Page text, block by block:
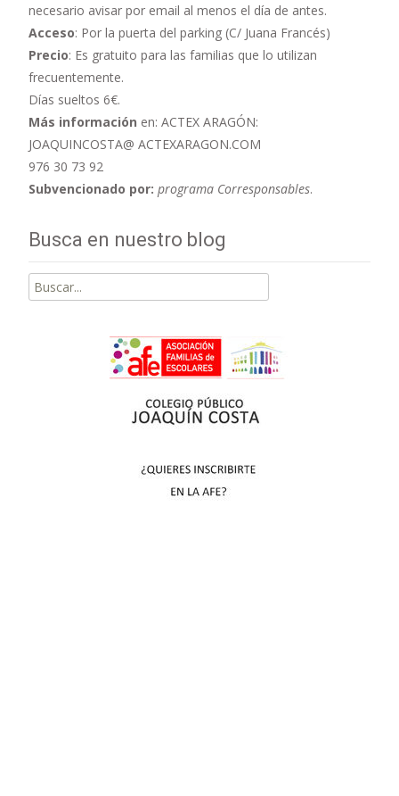
necesario avisar por email al menos el día de antes.
Acceso: Por la puerta del parking (C/ Juana Francés)
Precio: Es gratuito para las familias que lo utilizan
frecuentemente.
Días sueltos 6€.
Más información en: ACTEX ARAGÓN:
JOAQUINCOSTA@ ACTEXARAGON.COM
976 30 73 92
Subvencionado por: programa Corresponsables.
Busca en nuestro blog
Buscar
por: